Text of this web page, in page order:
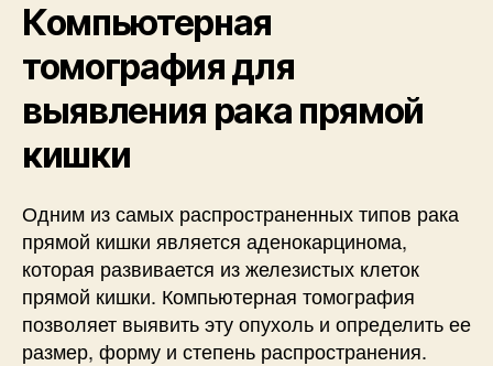
Компьютерная
томография для
выявления рака прямой
кишки
Одним из самых распространенных типов рака
прямой кишки является аденокарцинома,
которая развивается из железистых клеток
прямой кишки. Компьютерная томография
позволяет выявить эту опухоль и определить ее
размер, форму и степень распространения.